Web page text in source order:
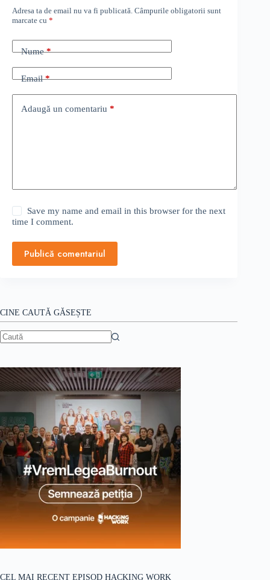
Adresa ta de email nu va fi publicată. Câmpurile obligatorii sunt
marcate cu *
Nume*
Email*
Adaugă un comentariu *
Save my name and email in this browser for the next
time I comment.
Publică comentariul
CINE CAUTĂ GĂSEȘTE
CEL MAI RECENT EPISOD HACKING WORK